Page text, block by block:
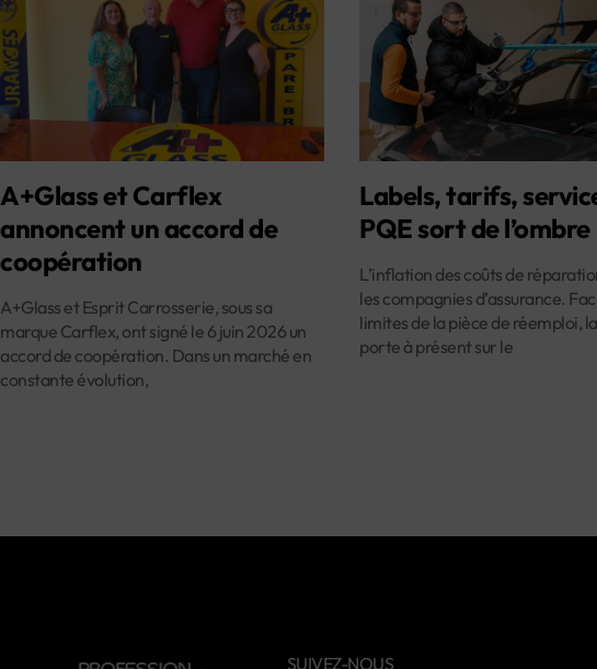
A+Glass et Carflex
annoncent un accord de
coopération
A+Glass et Esprit Carrosserie, sous sa
marque Carflex, ont signé le 6 juin 2026 un
accord de coopération. Dans un marché en
constante évolution,
Labels, tarifs,
PQE sort de l’ombre
L’inflation des coûts de
les compagnies d’assurance.
limites de la pièce de réemploi,
porte à présent sur le
SUIVEZ-NOUS